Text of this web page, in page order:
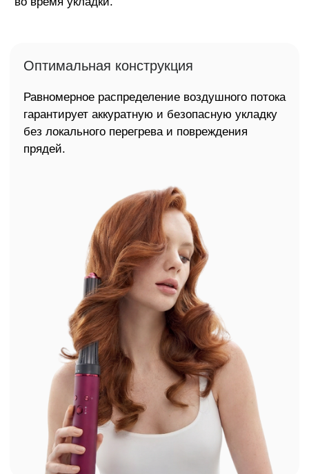
С этим также покупают
Оставить отзыв
Отзывы наших
покупателей